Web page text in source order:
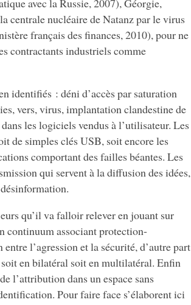
avec la Russie, 2007), Géorgie,
centrale nucléaire de Natanz par le virus
français des finances, 2010), pour ne
contractants industriels comme
identifiés : déni d’accès par saturation
vers, virus, implantation clandestine de
les logiciels vendus à l’utilisateur. Les
de simples clés USB, soit encore les
comportant des failles béantes. Les
qui servent à la diffusion des idées,
qu’il va falloir relever en jouant sur
continuum associant protection-
l’agression et la sécurité, d’autre part
en bilatéral soit en multilatéral. Enfin
l’attribution dans un espace sans
Pour faire face s’élaborent ici